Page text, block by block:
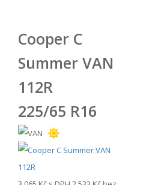
Cooper C
Summer VAN
112R
225/65 R16